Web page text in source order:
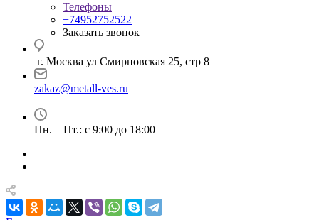
Телефоны
+74952752522
Заказать звонок
г. Москва ул Смирновская 25, стр 8
zakaz@metall-ves.ru
Пн. – Пт.: с 9:00 до 18:00